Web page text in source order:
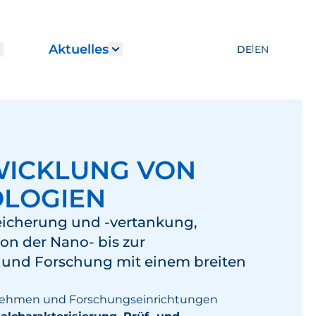
"Leistungen"
submenu for "Karriere"
Aktuelles Show submenu for
DE|EN
VON
und -vertankung,
der Nano- bis zur
Forschung mit einem breiten
und Forschungseinrichtungen